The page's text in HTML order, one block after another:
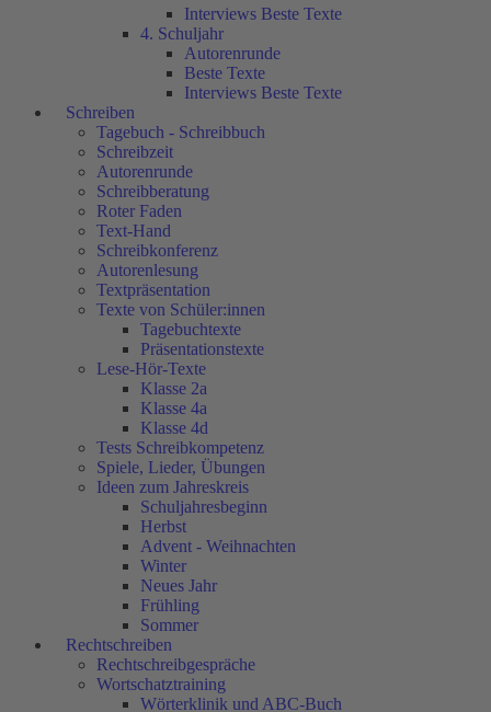
Interviews Beste Texte
4. Schuljahr
Autorenrunde
Beste Texte
Interviews Beste Texte
Schreiben
Tagebuch - Schreibbuch
Schreibzeit
Autorenrunde
Schreibberatung
Roter Faden
Text-Hand
Schreibkonferenz
Autorenlesung
Textpräsentation
Texte von Schüler:innen
Tagebuchtexte
Präsentationstexte
Lese-Hör-Texte
Klasse 2a
Klasse 4a
Klasse 4d
Tests Schreibkompetenz
Spiele, Lieder, Übungen
Ideen zum Jahreskreis
Schuljahresbeginn
Herbst
Advent - Weihnachten
Winter
Neues Jahr
Frühling
Sommer
Rechtschreiben
Rechtschreibgespräche
Wortschatztraining
Wörterklinik und ABC-Buch